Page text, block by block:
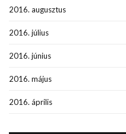
2016. augusztus
2016. július
2016. június
2016. május
2016. április